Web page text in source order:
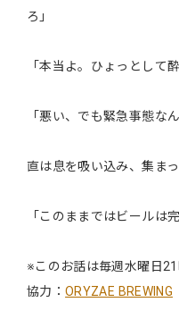
ろ」
「本当よ。ひょっとして
「悪い、でも緊急事態なん
直は息を吸い込み、集ま
「このままではビールは
※このお話は毎週水曜日21
協力：ORYZAE BREWING